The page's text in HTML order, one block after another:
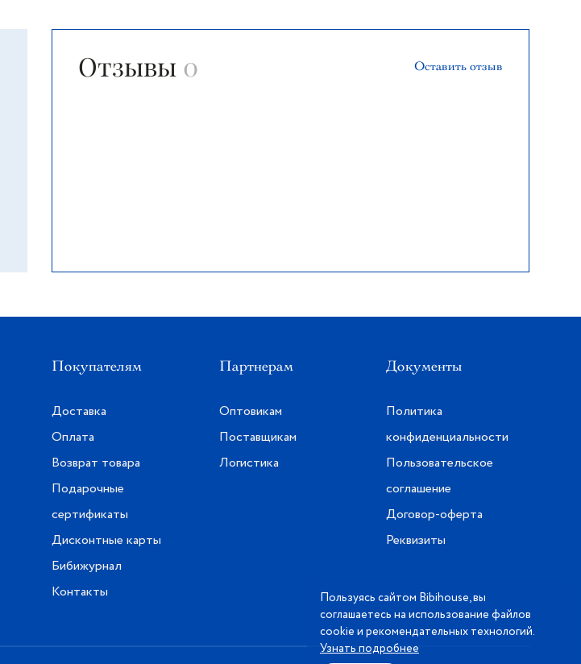
Отзывы 0 Оставить отзыв
Покупателям
Доставка
Оплата
Возврат товара
Подарочные
сертификаты
Дисконтные карты
Бибижурнал
Контакты
Партнерам
Оптовикам
Поставщикам
Логистика
Документы
Политика
конфиденциальности
Пользовательское
соглашение
Договор-оферта
Реквизиты
Пользуясь сайтом Bibihouse, вы
соглашаетесь на использование файлов
cookie и рекомендательных технологий.
Узнать подробнее